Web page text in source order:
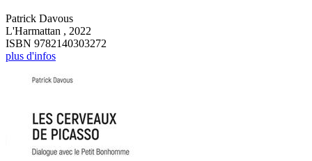
Patrick Davous
L'Harmattan , 2022
ISBN 9782140303272
plus d'infos